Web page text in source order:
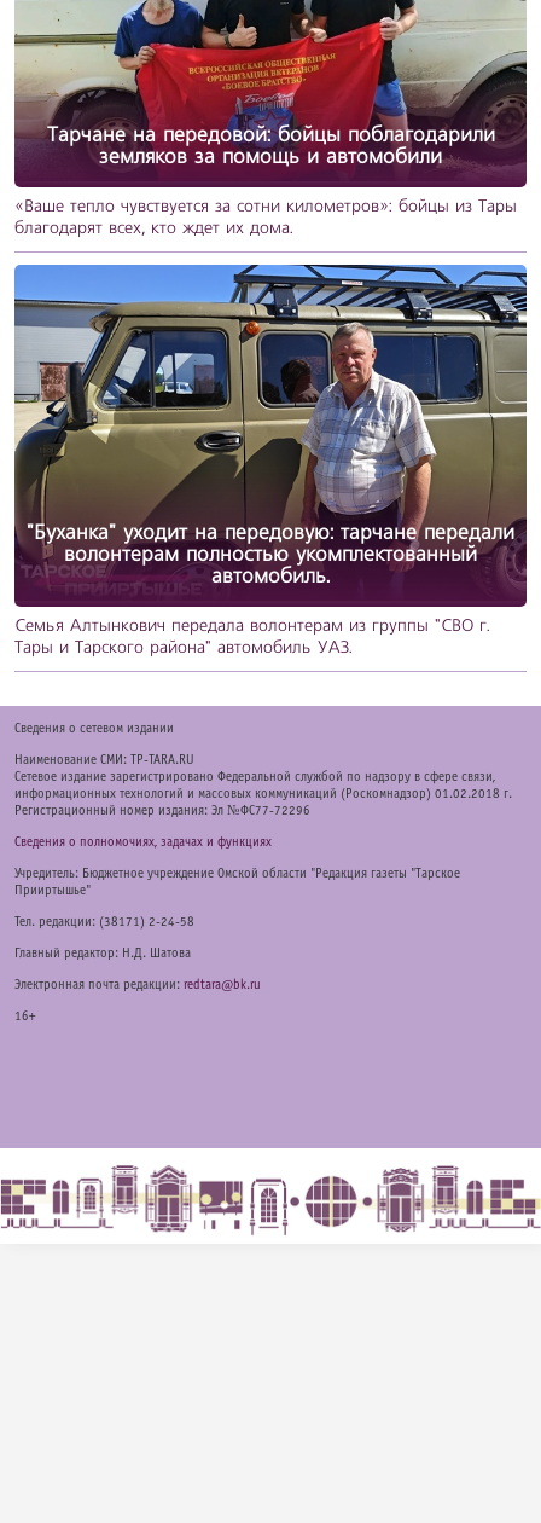
Тарчане на передовой: бойцы поблагодарили
земляков за помощь и автомобили
«Ваше тепло чувствуется за сотни километров»: бойцы из Тары
благодарят всех, кто ждет их дома.
"Буханка" уходит на передовую: тарчане передали
волонтерам полностью укомплектованный
автомобиль.
Семья Алтынкович передала волонтерам из группы "СВО г.
Тары и Тарского района" автомобиль УАЗ.
Cведения о сетевом издании
Наименование СМИ: TP-TARA.RU
Сетевое издание зарегистрировано Федеральной службой по надзору в сфере связи,
информационных технологий и массовых коммуникаций (Роскомнадзор) 01.02.2018 г.
Регистрационный номер издания: Эл №ФС77-72296
Сведения о полномочиях, задачах и функциях
Учредитель: Бюджетное учреждение Омской области "Редакция газеты "Тарское
Прииртышье"
Тел. редакции: (38171) 2-24-58
Главный редактор: Н.Д. Шатова
Электронная почта редакции: redtara@bk.ru
16+